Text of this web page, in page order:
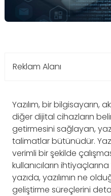
Reklam Alanı
Yazılım, bir bilgisayarın,
diğer dijital cihazların
getirmesini sağlayan,
talimatlar bütünüdür.
verimli bir şekilde
kullanıcıların
yazıda, yazılımın ne
geliştirme süreçlerini